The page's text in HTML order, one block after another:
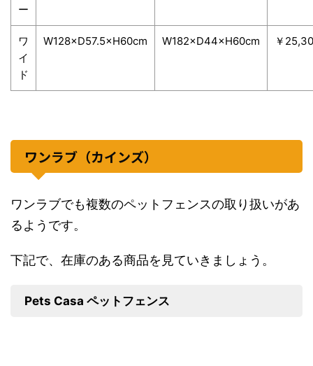
ー
ワ
イ
ド
W128×D57.5×H60cm W182×D44×H60cm ￥
ワンラブ（カインズ）
ワンラブでも複数のペットフェンスの取り扱いがあ
るようです。
下記で、在庫のある商品を見ていきましょう。
Pets Casa ペットフェンス